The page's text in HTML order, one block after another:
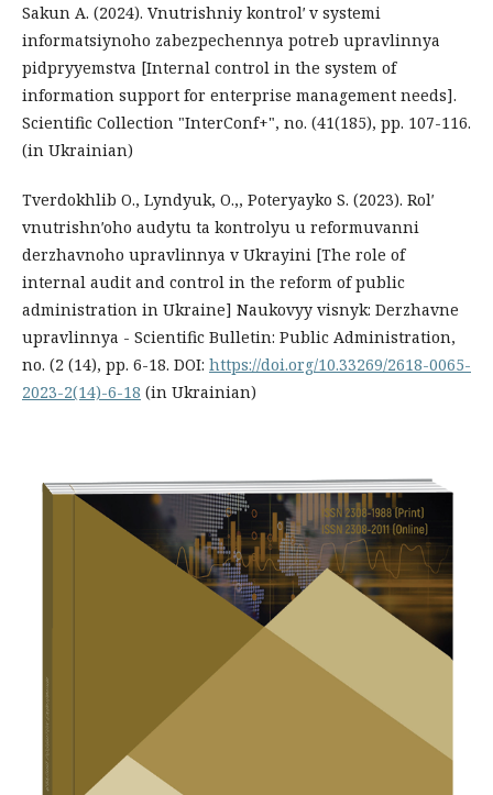
Sakun A. (2024). Vnutrishniy kontrolʹ v systemi
informatsiynoho zabezpechennya potreb upravlinnya
pidpryyemstva [Internal control in the system of
information support for enterprise management needs].
Scientific Collection "InterConf+", no. (41(185), pp. 107-116.
(in Ukrainian)
Tverdokhlib O., Lyndyuk, O.,, Poteryayko S. (2023). Rolʹ
vnutrishnʹoho audytu ta kontrolyu u reformuvanni
derzhavnoho upravlinnya v Ukrayini [The role of
internal audit and control in the reform of public
administration in Ukraine] Naukovyy visnyk: Derzhavne
upravlinnya - Scientific Bulletin: Public Administration,
no. (2 (14), pp. 6-18. DOI: https://doi.org/10.33269/2618-0065-
2023-2(14)-6-18 (in Ukrainian)